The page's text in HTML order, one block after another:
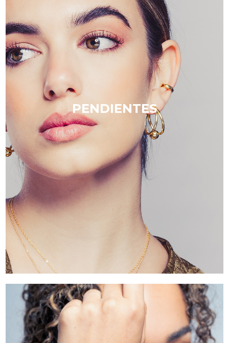
PENDIENTES